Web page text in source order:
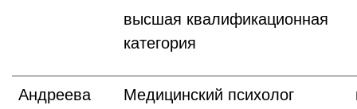
высшая квалификационная
категория
Андреева
Медицинский психолог